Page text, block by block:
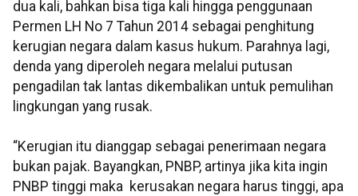
dua kali, bahkan bisa tiga kali hingga penggunaan
Permen LH No 7 Tahun 2014 sebagai penghitung
kerugian negara dalam kasus hukum. Parahnya lagi,
denda yang diperoleh negara melalui putusan
pengadilan tak lantas dikembalikan untuk pemulihan
lingkungan yang rusak.
“Kerugian itu dianggap sebagai penerimaan negara
bukan pajak. Bayangkan, PNBP, artinya jika kita ingin
PNBP tinggi maka kerusakan negara harus tinggi, apa